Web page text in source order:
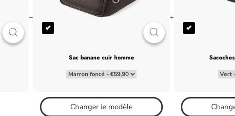
+
sac banane cuir homme
Changer le modèle
+